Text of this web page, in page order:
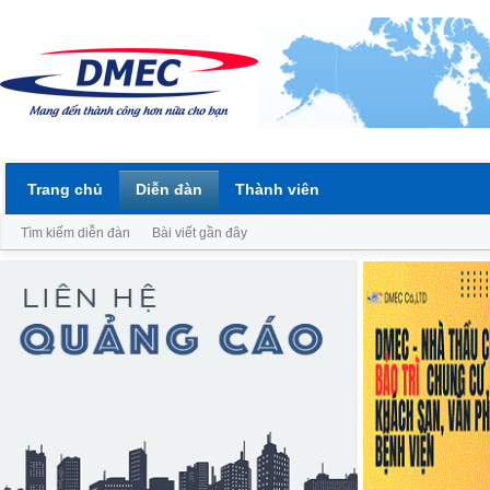
Trang chủ Diễn đàn
Tìm kiếm diễn đàn Bài viết gần đây
Thành viên